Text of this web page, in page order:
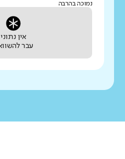
נמוכה בהרבה
אין נתוני
עבר